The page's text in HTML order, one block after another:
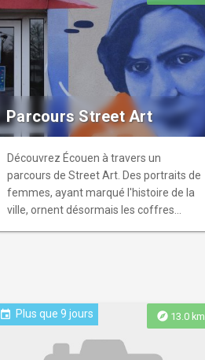
Parcours Street Art
Découvrez Écouen à travers un
parcours de Street Art. Des portraits de
femmes, ayant marqué l'histoire de la
ville, ornent désormais les coffres
explore 13.0 km
event Plus que 9 jours